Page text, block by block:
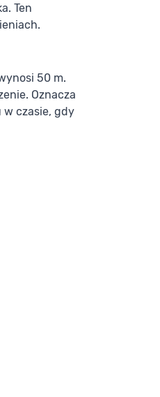
Ten
50 m.
Oznacza
w czasie, gdy